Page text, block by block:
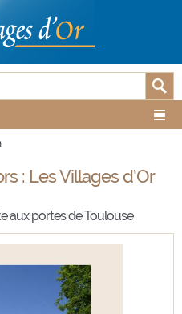
: Les Villages d’Or
aux portes de Toulouse